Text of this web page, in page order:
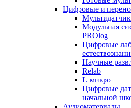
Цифровые и
Мультидатчик
Модульная
PROlog
Цифровые
Научные
Relab
L-микро
Цифровые
начальной